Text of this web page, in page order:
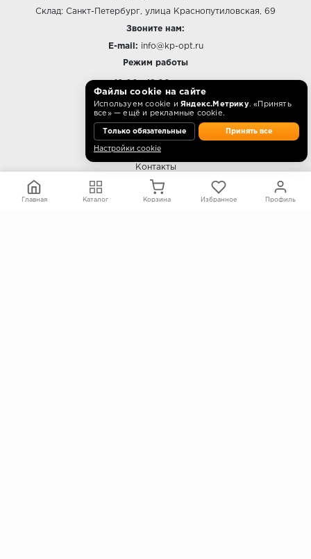
Склад: Санкт-Петербург, улица Краснопутиловская, 69
Звоните нам:
E-mail: info@kp-opt.ru
Режим работы
О КОМПАНИИ
Контакты
О компании
Политика конфиденциальности
Файлы cookie на сайте
Используем cookie и Яндекс.Метрику. «Принять
все» — ещё и рекламные cookie.
Только обязательные Принять все
Настройки cookie
Главная Каталог Корзина Избранное Профиль